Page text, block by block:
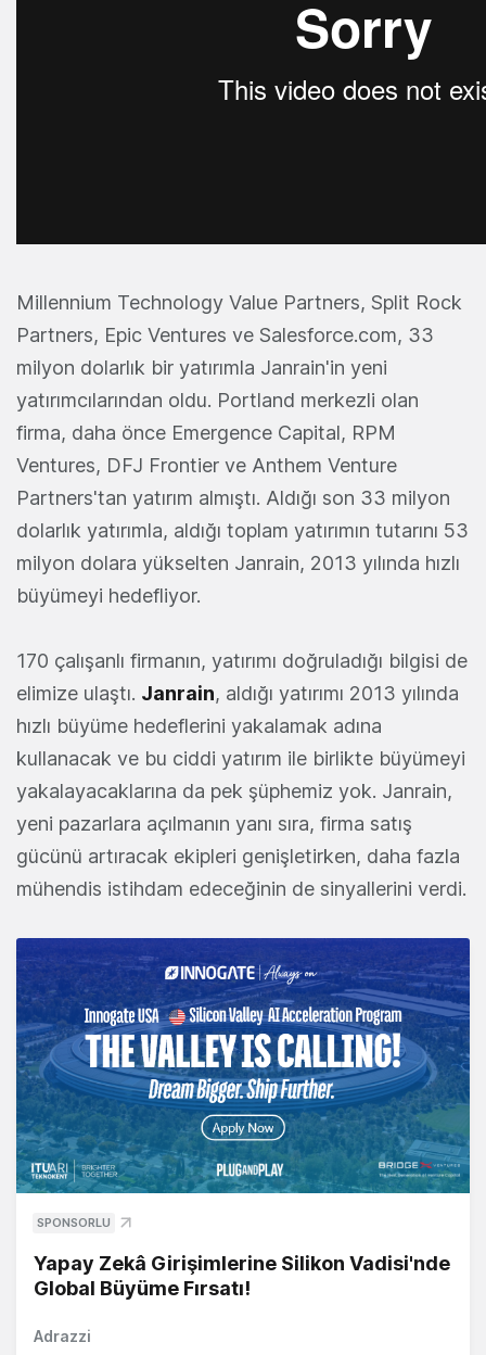
Millennium Technology Value Partners, Split Rock
Partners, Epic Ventures ve Salesforce.com, 33
milyon dolarlık bir yatırımla Janrain'in yeni
yatırımcılarından oldu. Portland merkezli olan
firma, daha önce Emergence Capital, RPM
Ventures, DFJ Frontier ve Anthem Venture
Partners'tan yatırım almıştı. Aldığı son 33 milyon
dolarlık yatırımla, aldığı toplam yatırımın tutarını 53
milyon dolara yükselten Janrain, 2013 yılında hızlı
büyümeyi hedefliyor.
170 çalışanlı firmanın, yatırımı doğruladığı bilgisi de
elimize ulaştı. Janrain, aldığı yatırımı 2013 yılında
hızlı büyüme hedeflerini yakalamak adına
kullanacak ve bu ciddi yatırım ile birlikte büyümeyi
yakalayacaklarına da pek şüphemiz yok. Janrain,
yeni pazarlara açılmanın yanı sıra, firma satış
gücünü artıracak ekipleri genişletirken, daha fazla
mühendis istihdam edeceğinin de sinyallerini verdi.
SPONSORLU
Yapay Zekâ Girişimlerine Silikon Vadisi'nde
Global Büyüme Fırsatı!
Adrazzi